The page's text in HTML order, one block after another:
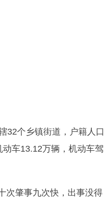
32个乡镇街道，户籍人口
车13.12万辆，机动车驾
次肇事九次快，出事没得